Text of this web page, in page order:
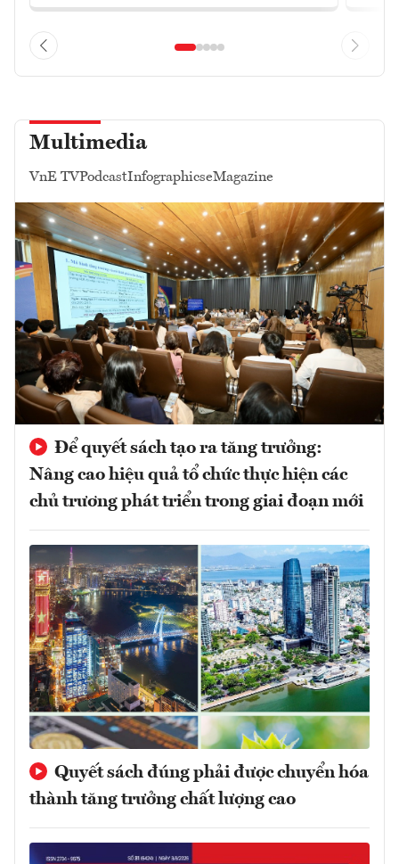
Multimedia
VnE TVPodcastInfographicseMagazine
Để quyết sách tạo ra tăng trưởng:
Nâng cao hiệu quả tổ chức thực hiện các
chủ trương phát triển trong giai đoạn mới
Quyết sách đúng phải được chuyển hóa
thành tăng trưởng chất lượng cao